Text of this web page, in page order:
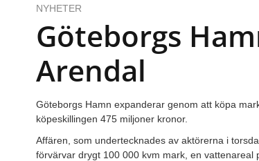
NYHETER
Göteborgs
Arendal
Göteborgs Hamn expanderar genom att köpa
köpeskillingen 475 miljoner kronor.
Affären, som undertecknades av aktörerna i
förvärvar drygt 100 000 kvm mark, en